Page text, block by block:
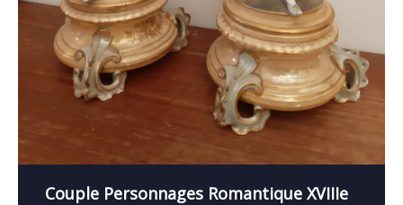
Couple Personnages Romantique XVIIIe